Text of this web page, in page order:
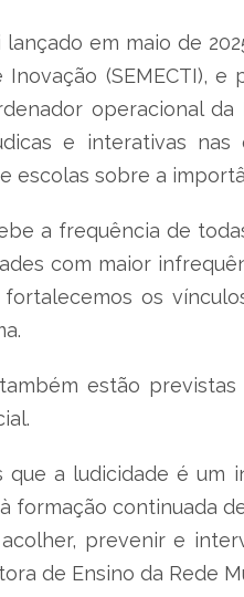
lançado em maio de
Inovação (SEMECTI),
operacional
e interativas
escolas sobre a
a frequência de
com maior
fortalecemos os
estão
que a ludicidade é
formação continuada
prevenir e
de Ensino da Rede